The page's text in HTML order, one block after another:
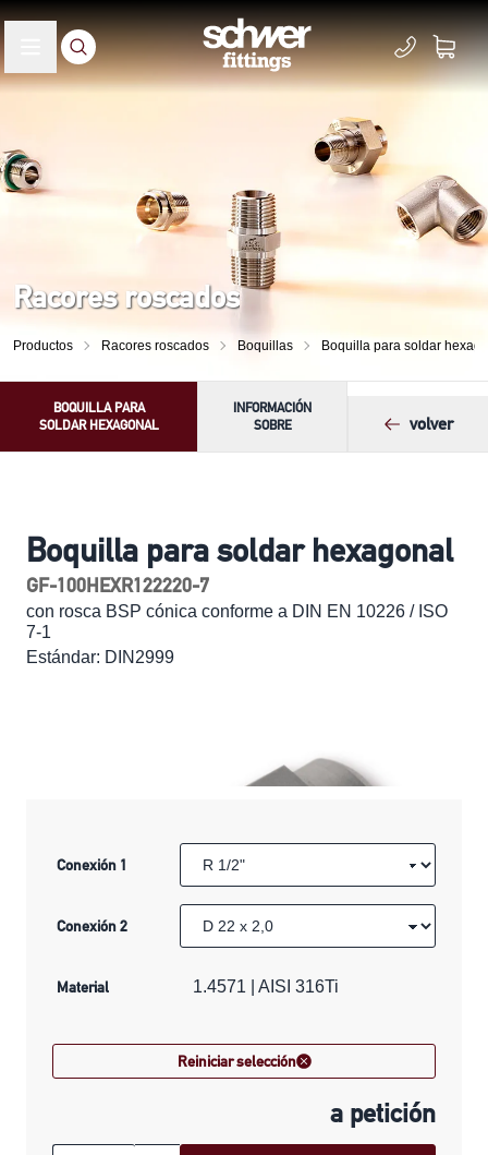
Racores roscados
Productos Racores roscados Boquillas Boquilla para soldar
BOQUILLA PARA
SOLDAR HEXAGONAL
INFORMACIÓN
SOBRE
volver
Boquilla para soldar hexagonal
GF-100HEXR122220-7
con rosca BSP cónica conforme a DIN EN 10226 / ISO
7-1
Estándar: DIN2999
Conexión 1
Conexión 2
Material 1.4571 | AISI 316Ti
Reiniciar selección
a petición